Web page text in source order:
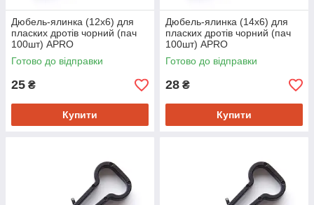
Дюбель-ялинка (12х6) для
пласких дротів чорний (пач
100шт) APRO
Готово до відправки
25 ₴
Купити
Дюбель-ялинка (14х6) для
пласких дротів чорний (пач
100шт) APRO
Готово до відправки
28 ₴
Купити